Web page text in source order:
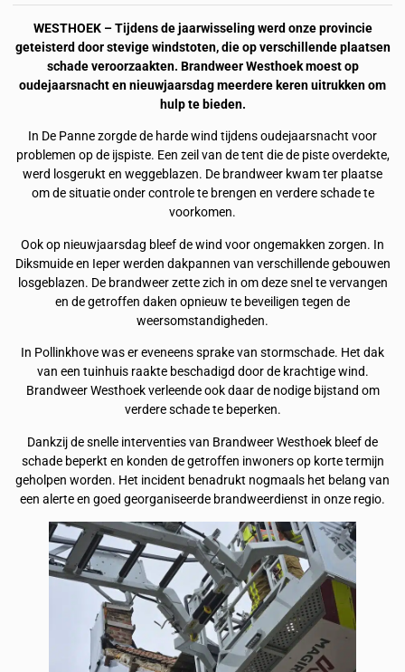
WESTHOEK – Tijdens de jaarwisseling werd onze provincie
geteisterd door stevige windstoten, die op verschillende plaatsen
schade veroorzaakten. Brandweer Westhoek moest op
oudejaarsnacht en nieuwjaarsdag meerdere keren uitrukken om
hulp te bieden.
In De Panne zorgde de harde wind tijdens oudejaarsnacht voor
problemen op de ijspiste. Een zeil van de tent die de piste overdekte,
werd losgerukt en weggeblazen. De brandweer kwam ter plaatse
om de situatie onder controle te brengen en verdere schade te
voorkomen.
Ook op nieuwjaarsdag bleef de wind voor ongemakken zorgen. In
Diksmuide en Ieper werden dakpannen van verschillende gebouwen
losgeblazen. De brandweer zette zich in om deze snel te vervangen
en de getroffen daken opnieuw te beveiligen tegen de
weersomstandigheden.
In Pollinkhove was er eveneens sprake van stormschade. Het dak
van een tuinhuis raakte beschadigd door de krachtige wind.
Brandweer Westhoek verleende ook daar de nodige bijstand om
verdere schade te beperken.
Dankzij de snelle interventies van Brandweer Westhoek bleef de
schade beperkt en konden de getroffen inwoners op korte termijn
geholpen worden. Het incident benadrukt nogmaals het belang van
een alerte en goed georganiseerde brandweerdienst in onze regio.